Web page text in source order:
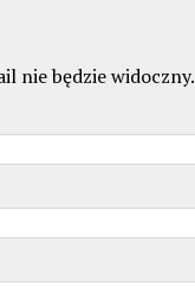
nie będzie widoczny.